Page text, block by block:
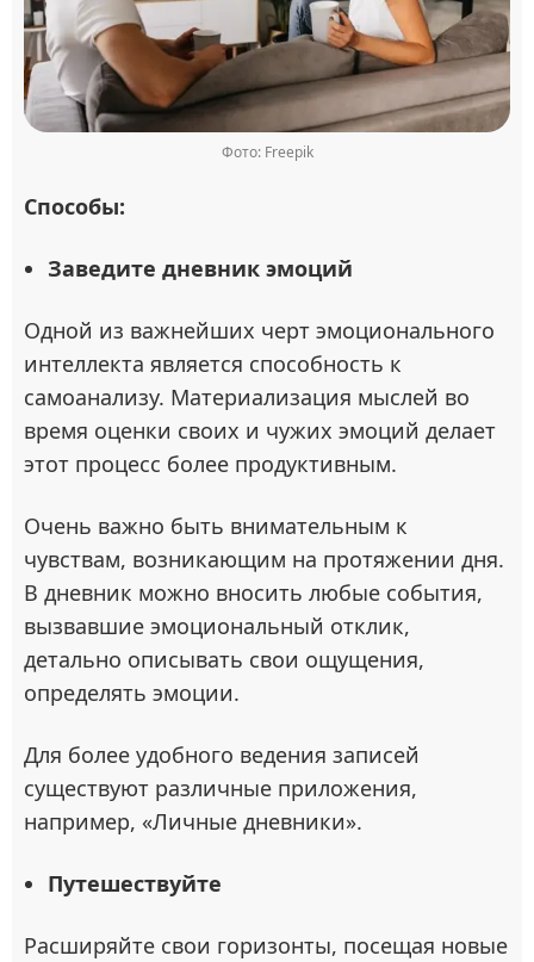
Фото: Freepik
Способы:
Заведите дневник эмоций
Одной из важнейших черт эмоционального
интеллекта является способность к
самоанализу. Материализация мыслей во
время оценки своих и чужих эмоций делает
этот процесс более продуктивным.
Очень важно быть внимательным к
чувствам, возникающим на протяжении дня.
В дневник можно вносить любые события,
вызвавшие эмоциональный отклик,
детально описывать свои ощущения,
определять эмоции.
Для более удобного ведения записей
существуют различные приложения,
например, «Личные дневники».
Путешествуйте
Расширяйте свои горизонты, посещая новые